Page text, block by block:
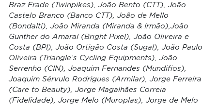
Braz Frade (Twinpikes), João Bento (CTT), João
Castelo Branco (Banco CTT), João de Mello
(Bondalti), João Miranda (Miranda & Irmão),João
Gunther do Amaral (Bright Pixel), João Oliveira e
Costa (BPI), João Ortigão Costa (Sugal), João Paulo
Oliveira (Triangle’s Cycling Equipments), João
Serrenho (CIN), Joaquim Fernandes (Mundifios),
Joaquim Sérvulo Rodrigues (Armilar), Jorge Ferreira
(Care to Beauty), Jorge Magalhães Correia
(Fidelidade), Jorge Melo (Muroplas), Jorge de Melo